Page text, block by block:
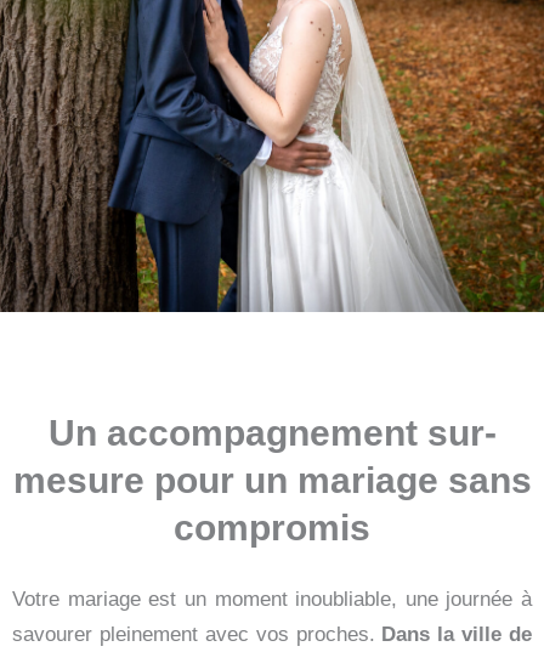
Un accompagnement sur-
mesure pour un mariage sans
compromis
Votre mariage est un moment inoubliable, une journée à
savourer pleinement avec vos proches. Dans la ville de